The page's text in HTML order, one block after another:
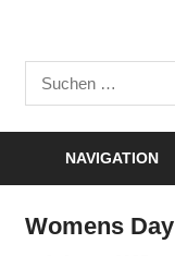
Turnverein
"Frisch
Suchen
nach:
NAVIGATION
Womens Day